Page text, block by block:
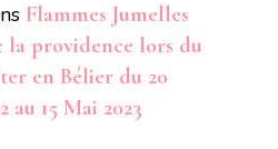
Flammes Jumelles
la providence lors du
en Bélier du 20
au 15 Mai 2023